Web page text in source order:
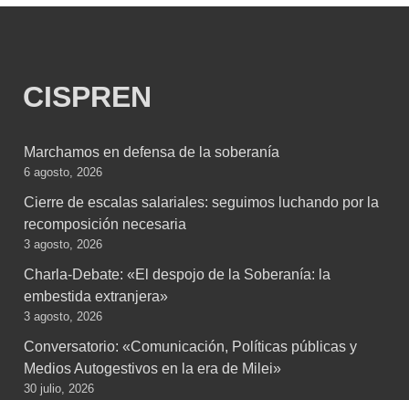
CISPREN
Marchamos en defensa de la soberanía
6 agosto, 2026
Cierre de escalas salariales: seguimos luchando por la
recomposición necesaria
3 agosto, 2026
Charla-Debate: «El despojo de la Soberanía: la
embestida extranjera»
3 agosto, 2026
Conversatorio: «Comunicación, Políticas públicas y
Medios Autogestivos en la era de Milei»
30 julio, 2026